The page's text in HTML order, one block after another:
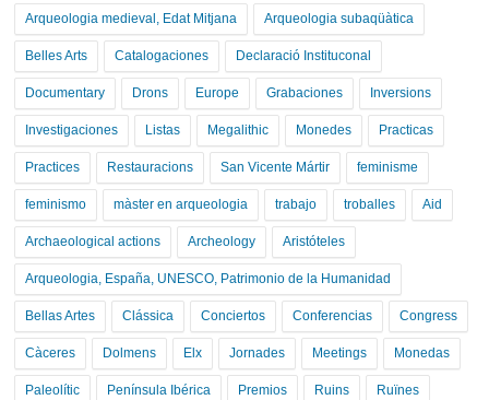
Arqueologia medieval, Edat Mitjana Arqueologia subaqüàtica
Belles Arts Catalogaciones Declaració Instituconal
Documentary Drons Europe Grabaciones Inversions
Investigaciones Listas Megalithic Monedes Practicas
Practices Restauracions San Vicente Mártir feminisme
feminismo màster en arqueologia trabajo troballes Aid
Archaeological actions Archeology Aristóteles
Arqueologia, España, UNESCO, Patrimonio de la Humanidad
Bellas Artes Clássica Conciertos Conferencias Congress
Càceres Dolmens Elx Jornades Meetings Monedas
Paleolític Península Ibérica Premios Ruins Ruïnes